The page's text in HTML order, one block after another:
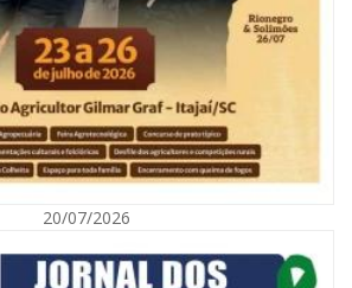
para HIV, sífilis e hepatites nesta quinta (6) e
20/07/2026